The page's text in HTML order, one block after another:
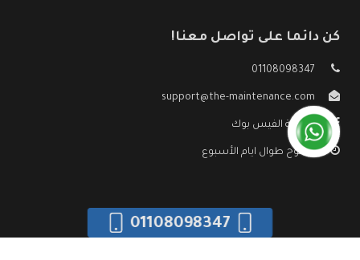
كن دائما على تواصل معنا!
01108098347
support@the-maintenance.com
صفحة الفيس بوك
مفتوح طوال ايام الأسبوع
01108098347